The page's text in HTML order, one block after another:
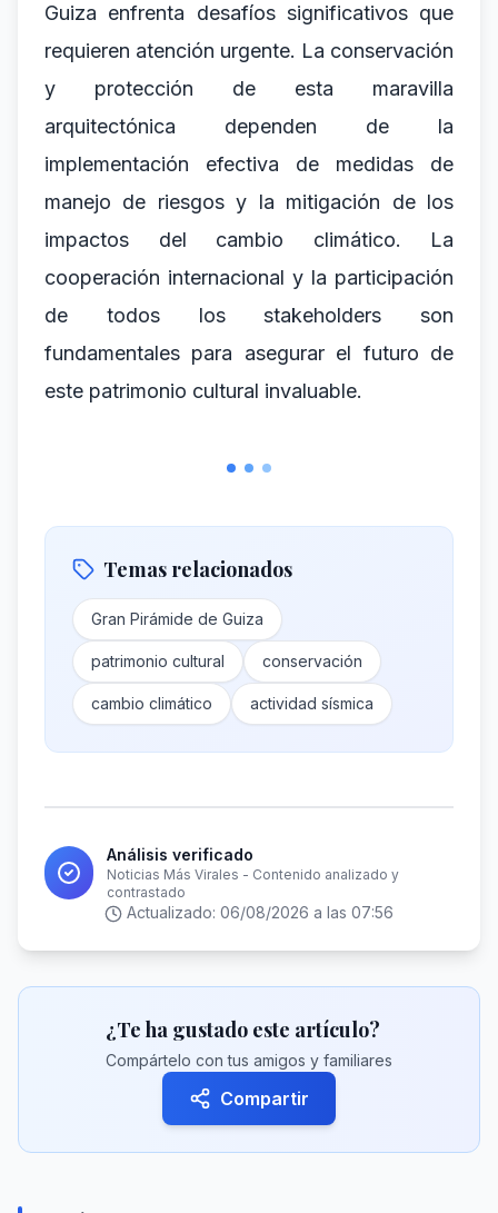
Guiza enfrenta desafíos significativos que
requieren atención urgente. La conservación
y protección de esta maravilla
arquitectónica dependen de la
implementación efectiva de medidas de
manejo de riesgos y la mitigación de los
impactos del cambio climático. La
cooperación internacional y la participación
de todos los stakeholders son
fundamentales para asegurar el futuro de
este patrimonio cultural invaluable.
Temas relacionados
Gran Pirámide de Guiza
patrimonio cultural conservación
cambio climático actividad sísmica
Análisis verificado
Noticias Más Virales - Contenido analizado y
contrastado
Actualizado: 06/08/2026 a las 07:56
¿Te ha gustado este artículo?
Compártelo con tus amigos y familiares
Compartir